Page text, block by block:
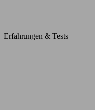
Erfahrungen & Tests